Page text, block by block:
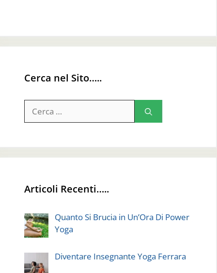
Cerca nel Sito…..
per:
Articoli Recenti…..
Quanto Si Brucia in Un’Ora Di Power
Yoga
Diventare Insegnante Yoga Ferrara